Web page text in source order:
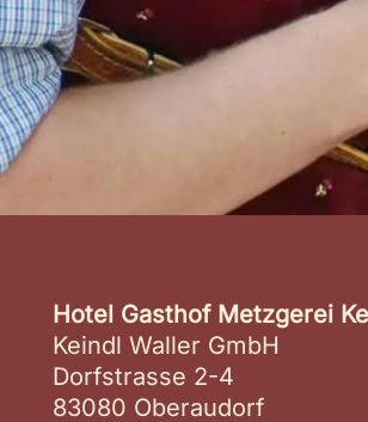
Hotel Gasthof Metzgerei
Keindl Waller GmbH
Dorfstrasse 2-4
83080 Oberaudorf